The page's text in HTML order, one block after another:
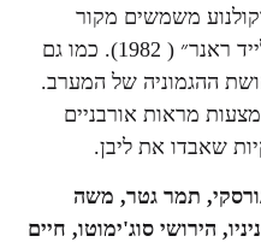
משמשים מקור
השראה לתערוכה, סרטים שהעלו את המיתוס הקולנועי של בבל, כמו ״המגדל הבוער״( 1974) ו״בלייד ראנר״ ( 1982). כמו גם
ההגמוניה של המערב.
מראות אורבניים
שאבדו את ליבן.
גורסקי, תמר גטר, משה
הירושי סוג'ימוטו, חיים